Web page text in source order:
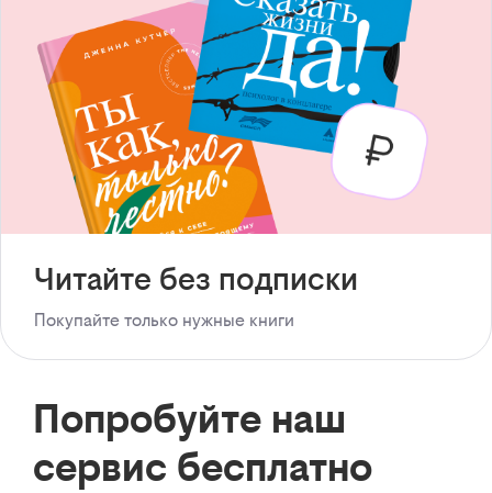
Читайте без подписки
Покупайте только нужные книги
Попробуйте наш
сервис бесплатно